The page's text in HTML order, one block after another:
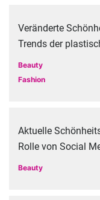
Veränderte
Trends der
Beauty
Fashion
Aktuelle
Rolle von Social
Beauty